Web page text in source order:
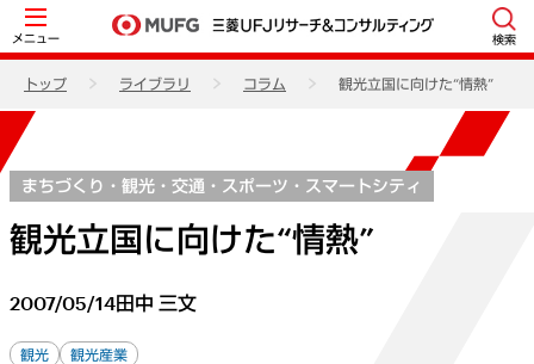
メニュー 検索
トップ ライブラリ コラム 観光立国に向けた“情熱”
まちづくり・観光・交通・スポーツ・スマートシティ
観光立国に向けた“情熱”
2007/05/14田中 三文
観光 観光産業